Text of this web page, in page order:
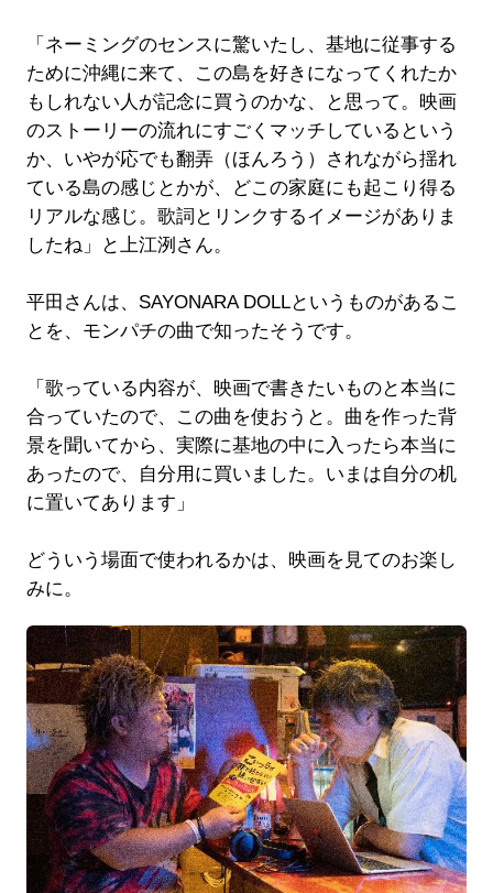
「ネーミングのセンスに驚いたし、基地に従事する
ために沖縄に来て、この島を好きになってくれたか
もしれない人が記念に買うのかな、と思って。映画
のストーリーの流れにすごくマッチしているという
か、いやが応でも翻弄（ほんろう）されながら揺れ
ている島の感じとかが、どこの家庭にも起こり得る
リアルな感じ。歌詞とリンクするイメージがありま
したね」と上江洌さん。
平田さんは、SAYONARA DOLLというものがあるこ
とを、モンパチの曲で知ったそうです。
「歌っている内容が、映画で書きたいものと本当に
合っていたので、この曲を使おうと。曲を作った背
景を聞いてから、実際に基地の中に入ったら本当に
あったので、自分用に買いました。いまは自分の机
に置いてあります」
どういう場面で使われるかは、映画を見てのお楽し
みに。